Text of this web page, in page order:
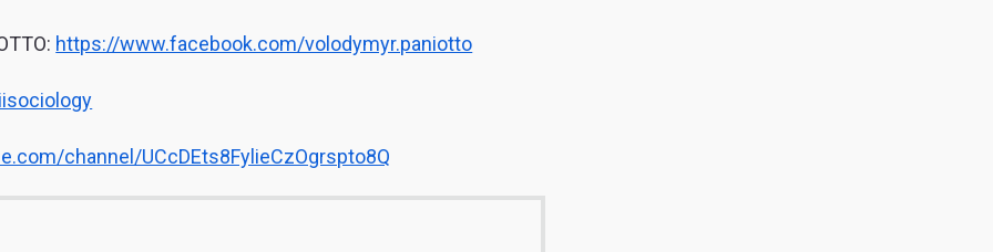
https://www.facebook.com/volodymyr.paniotto
channel/UCcDEts8FylieCzOgrspto8Q